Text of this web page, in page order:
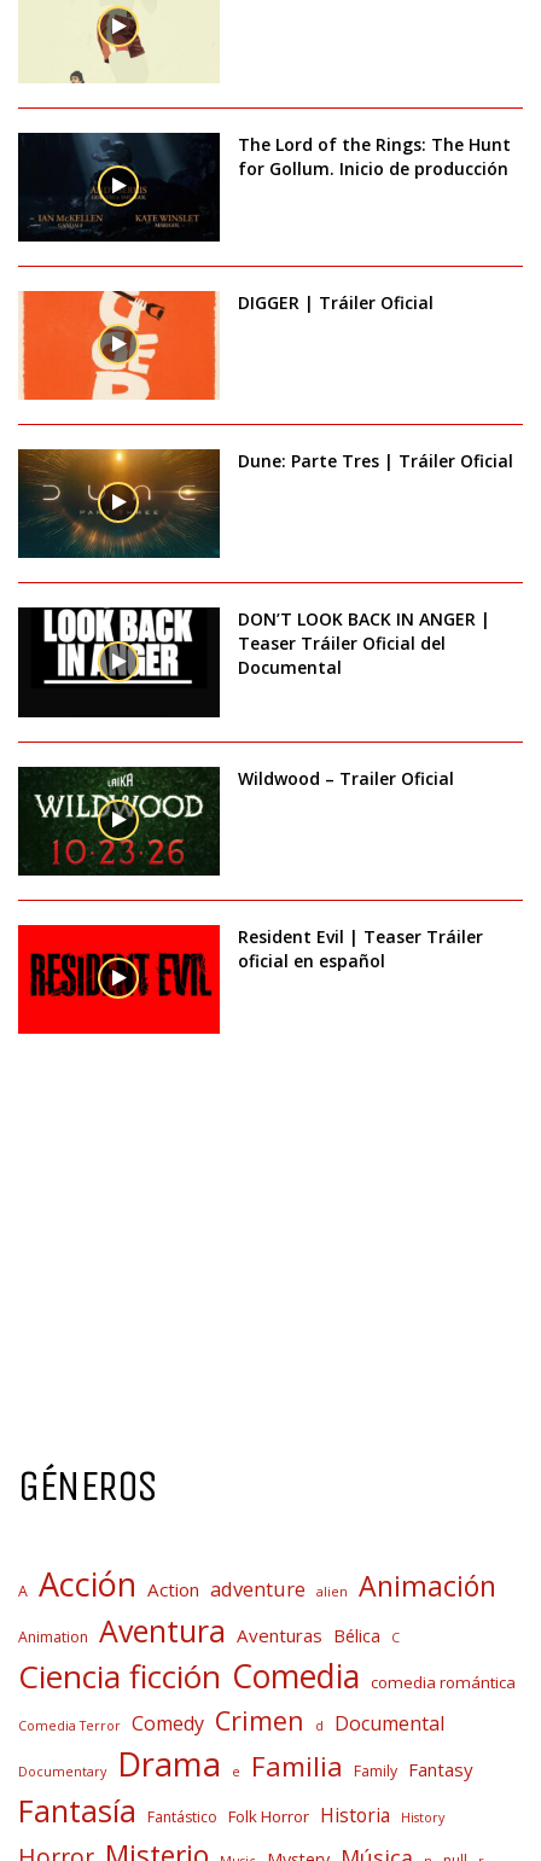
The Lord of the Rings: The Hunt
for Gollum. Inicio de producción
DIGGER | Tráiler Oficial
Dune: Parte Tres | Tráiler Oficial
DON’T LOOK BACK IN ANGER |
Teaser Tráiler Oficial del
Documental
Wildwood – Trailer Oficial
Resident Evil | Teaser Tráiler
oficial en español
GÉNEROS
A Acción Action adventure alien Animación
Animation Aventura Aventuras Bélica C
Ciencia ficción Comedia comedia romántica
Comedia Terror Comedy Crimen d Documental
Documentary Drama e Familia Family Fantasy
Fantasía Fantástico Folk Horror Historia History